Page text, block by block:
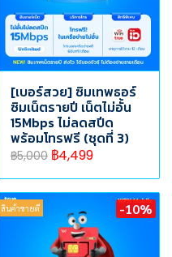
[เบอร์สวย] ซิมเทพธอร์
ซิมเน็ตรายปี เน็ตไม่อั้น
15Mbps ไม่ลดสปีด
พร้อมโทรฟรี (ชุดที่ 3)
฿5,000 ฿4,499
สินค้าขายดี -10%